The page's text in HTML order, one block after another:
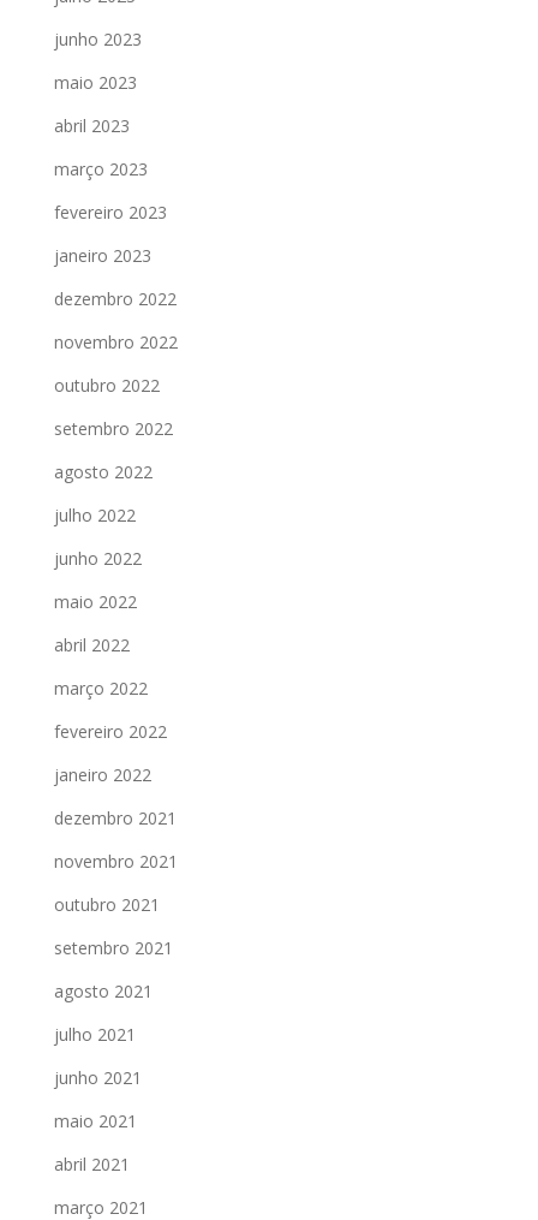
junho 2023
maio 2023
abril 2023
março 2023
fevereiro 2023
janeiro 2023
dezembro 2022
novembro 2022
outubro 2022
setembro 2022
agosto 2022
julho 2022
junho 2022
maio 2022
abril 2022
março 2022
fevereiro 2022
janeiro 2022
dezembro 2021
novembro 2021
outubro 2021
setembro 2021
agosto 2021
julho 2021
junho 2021
maio 2021
abril 2021
março 2021